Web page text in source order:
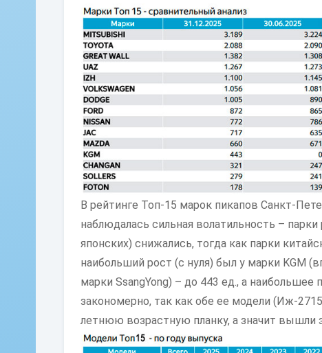
В рейтинге Топ-15 марок пикапов Санкт-
наблюдалась сильная волатильность –
японских) снижались, тогда как парки
наибольший рост (с нуля) был у марки KGM
марки SsangYong) – до 443 ед., а наибольшее
закономерно, так как обе ее модели (Иж-
летнюю возрастную планку, а значит вышли